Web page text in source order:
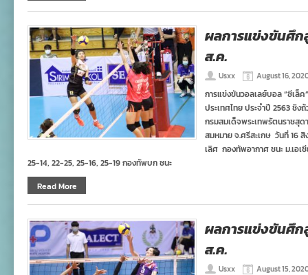
ผลการแข่งขันศึก
ส.ค.
Usxx August 16,
การแข่งขันวอลเลย์บอล “ซีเล็
ประเทศไทย ประจำปี 2563 ชิง
กรมสมเด็จพระเทพรัตนราชสุ
สมหมาย จ.ศรีสะเกษ วันที่ 16
เลิศ กองทัพอากาศ ชนะ ม.เอเ
25-14, 22-25, 25-16, 25-19 กองทัพบก ชนะ
Read More
ผลการแข่งขันศึก
ส.ค.
Usxx August 15,